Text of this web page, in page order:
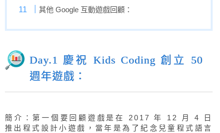
其他 Google 互動遊戲回顧：
Day.1 慶祝 Kids Coding 創立 50
週年遊戲：
簡介：第一個要回顧遊戲是在 2017 年 12 月 4 日
推出程式設計小遊戲，當年是為了紀念兒童程式語言